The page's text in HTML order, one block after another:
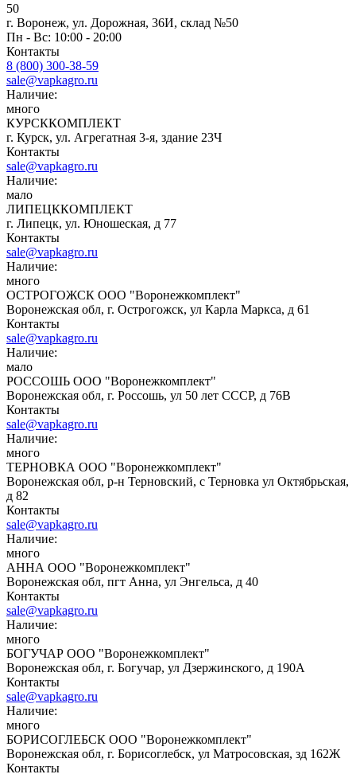
50
г. Воронеж, ул. Дорожная, 36И, склад №50
Пн - Вс: 10:00 - 20:00
Контакты
8 (800) 300-38-59
sale@vapkagro.ru
Наличие:
много
КУРСККОМПЛЕКТ
г. Курск, ул. Агрегатная 3-я, здание 23Ч
Контакты
sale@vapkagro.ru
Наличие:
мало
ЛИПЕЦККОМПЛЕКТ
г. Липецк, ул. Юношеская, д 77
Контакты
sale@vapkagro.ru
Наличие:
много
ОСТРОГОЖСК ООО "Воронежкомплект"
Воронежская обл, г. Острогожск, ул Карла Маркса, д 61
Контакты
sale@vapkagro.ru
Наличие:
мало
РОССОШЬ ООО "Воронежкомплект"
Воронежская обл, г. Россошь, ул 50 лет СССР, д 76В
Контакты
sale@vapkagro.ru
Наличие:
много
ТЕРНОВКА ООО "Воронежкомплект"
Воронежская обл, р-н Терновский, с Терновка ул Октябрьская,
д 82
Контакты
sale@vapkagro.ru
Наличие:
много
АННА ООО "Воронежкомплект"
Воронежская обл, пгт Анна, ул Энгельса, д 40
Контакты
sale@vapkagro.ru
Наличие:
много
БОГУЧАР ООО "Воронежкомплект"
Воронежская обл, г. Богучар, ул Дзержинского, д 190А
Контакты
sale@vapkagro.ru
Наличие:
много
БОРИСОГЛЕБСК ООО "Воронежкомплект"
Воронежская обл, г. Борисоглебск, ул Матросовская, зд 162Ж
Контакты